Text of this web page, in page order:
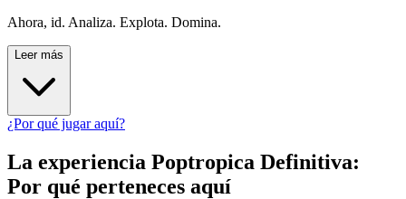
Ahora, id. Analiza. Explota. Domina.
Leer más
¿Por qué jugar aquí?
La experiencia Poptropica Definitiva:
Por qué perteneces aquí